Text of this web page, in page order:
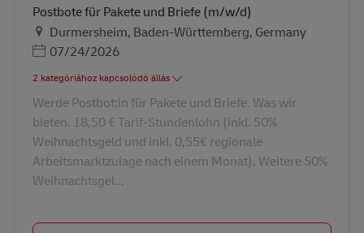
Postbote für Pakete und Briefe (m/w/d)
Helyszín
Durmersheim, Baden-Württemberg, Germany
Posted Date
07/24/2026
2 kategóriához kapcsolódó állás
Werde Postbot:in für Pakete und Briefe. Was wir
bieten. 18,50 € Tarif-Stundenlohn (inkl. 50%
Weihnachtsgeld und inkl. 0,55€ regionale
Arbeitsmarktzulage nach einem Monat). Weitere 50%
Weihnachtsgel...